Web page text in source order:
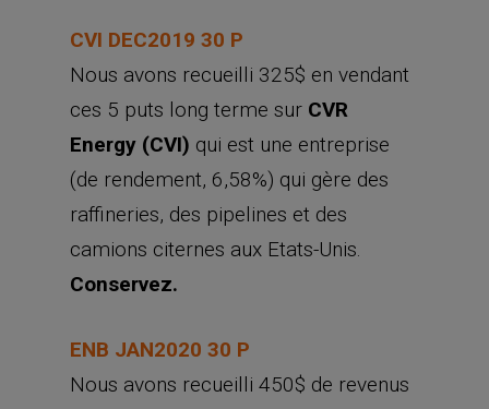
CVI DEC2019 30 P
Nous avons recueilli 325$ en vendant
ces 5 puts long terme sur CVR
Energy (CVI) qui est une entreprise
(de rendement, 6,58%) qui gère des
raffineries, des pipelines et des
camions citernes aux Etats-Unis.
Conservez.
ENB JAN2020 30 P
Nous avons recueilli 450$ de revenus